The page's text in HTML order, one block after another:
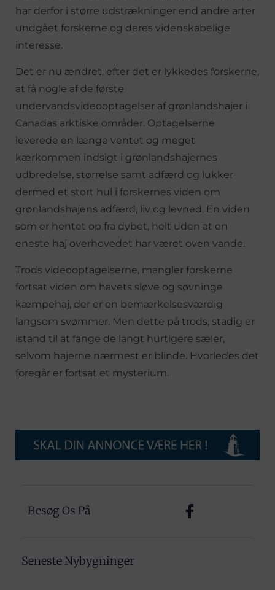
har derfor i større udstrækninger end andre arter
undgået forskerne og deres videnskabelige
interesse.
Det er nu ændret, efter det er lykkedes forskerne,
at få nogle af de første
undervandsvideooptagelser af grønlandshajer i
Canadas arktiske områder. Optagelserne
leverede en længe ventet og meget
kærkommen indsigt i grønlandshajernes
udbredelse, størrelse samt adfærd og lukker
dermed et stort hul i forskernes viden om
grønlandshajens adfærd, liv og levned. En viden
som er hentet op fra dybet, helt uden at en
eneste haj overhovedet har været oven vande.
Trods videooptagelserne, mangler forskerne
fortsat viden om havets sløve og søvninge
kæmpehaj, der er en bemærkelsesværdig
langsom svømmer. Men dette på trods, stadig er
istand til at fange de langt hurtigere sæler,
selvom hajerne nærmest er blinde. Hvorledes det
foregår er fortsat et mysterium.
Besøg Os På
Seneste Nybygninger